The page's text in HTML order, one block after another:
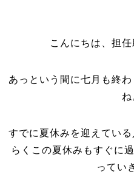
こんにちは、担任
あっという間に七月も終
ね
すでに夏休みを迎えてい
らくこの夏休みもすぐに
ってい